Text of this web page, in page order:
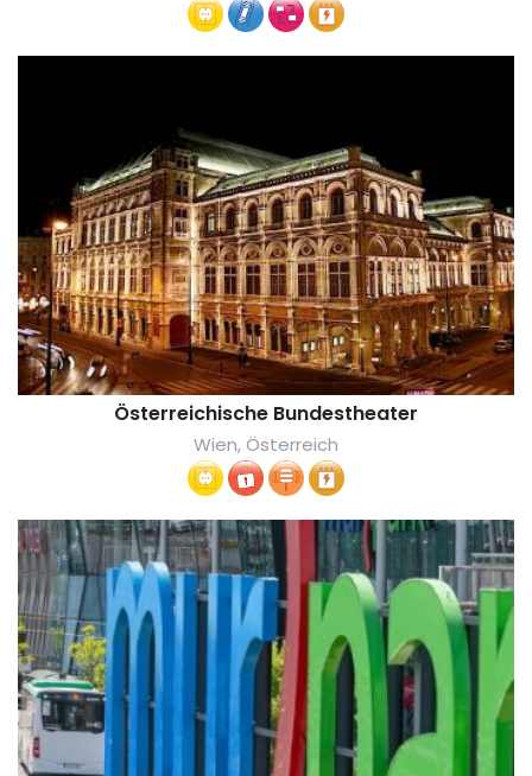
Österreichische Bundestheater
Wien, Österreich